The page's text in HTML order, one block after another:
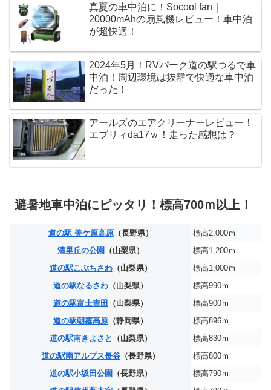
真夏の車中泊に！Socool fan｜
20000mAhの扇風機レビュー！車中泊
が超快適！
2024年5月！RVパーク道の駅つるで車
中泊！周辺環境は抜群で快適な車中泊
だった！
アールズのエアクリーナーレビュー！
エブリィda17ｗ！走った感想は？
避暑地車中泊にピッタリ！標高700ｍ以上！
道の駅 美ケ原高原（長野県）
標高2,000ｍ
清里丘の公園 （山梨県）
標高1,200ｍ
道の駅こぶちさわ（山梨県）
標高1,000ｍ
道の駅なるさわ （山梨県）
標高990ｍ
道の駅富士吉田
（山梨県）
標高900ｍ
道の駅朝霧高原 （静岡県）
標高896ｍ
道の駅南きよさと （山梨県）
標高830ｍ
道の駅南アルプス長谷（長野県）
標高800ｍ
道の駅小坂田公園 （長野県）
標高790ｍ